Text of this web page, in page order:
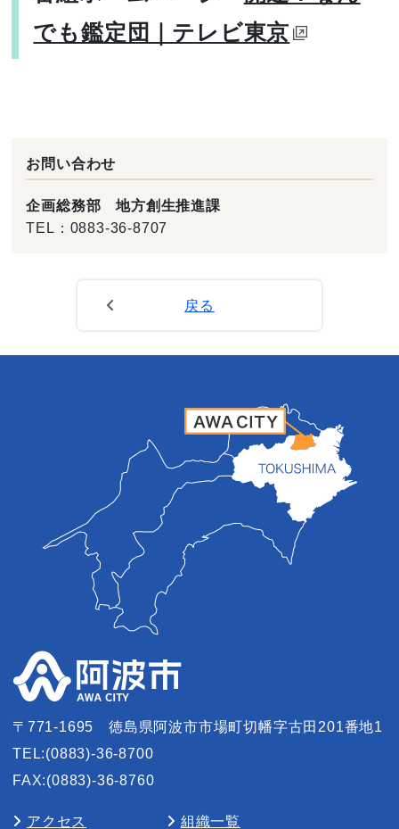
でも鑑定団｜テレビ東京
お問い合わせ
企画総務部 地方創生推進課
TEL： 0883-36-8707
戻る
〒771-1695
徳島県阿波市市場町切幡字古田201番地1
TEL:(0883)-36-8700
FAX:(0883)-36-8760
アクセス 組織一覧